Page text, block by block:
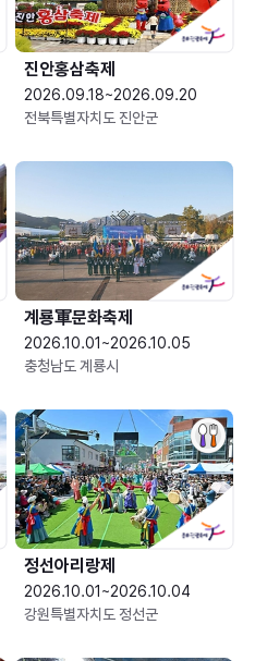
진안홍삼축제
2026.09.18~2026.09.20
전북특별자치도 진안군
2026.10.01~2026.10.05
충청남도 계룡시
정선아리랑제
2026.10.01~2026.10.04
강원특별자치도 정선군